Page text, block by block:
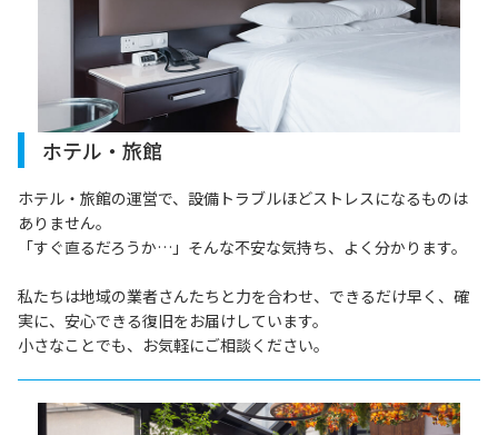
ホテル・旅館
ホテル・旅館の運営で、設備トラブルほどストレスになるものは
ありません。
「すぐ直るだろうか…」そんな不安な気持ち、よく分かります。
私たちは地域の業者さんたちと力を合わせ、できるだけ早く、確
実に、安心できる復旧をお届けしています。
小さなことでも、お気軽にご相談ください。